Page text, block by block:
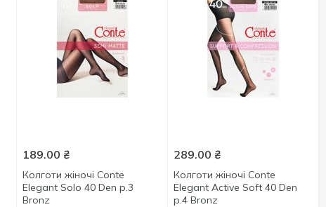
189.00 ₴
Колготи жіночі Conte
Elegant Solo 40 Den р.3
Bronz
289.00 ₴
Колготи жіночі Conte
Elegant Active Soft 40 Den
р.4 Bronz